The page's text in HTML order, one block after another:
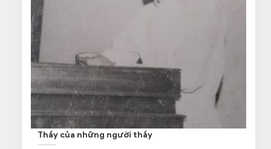
Thầy của những người thầy